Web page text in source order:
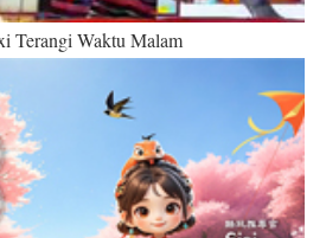
Terangi Waktu Malam